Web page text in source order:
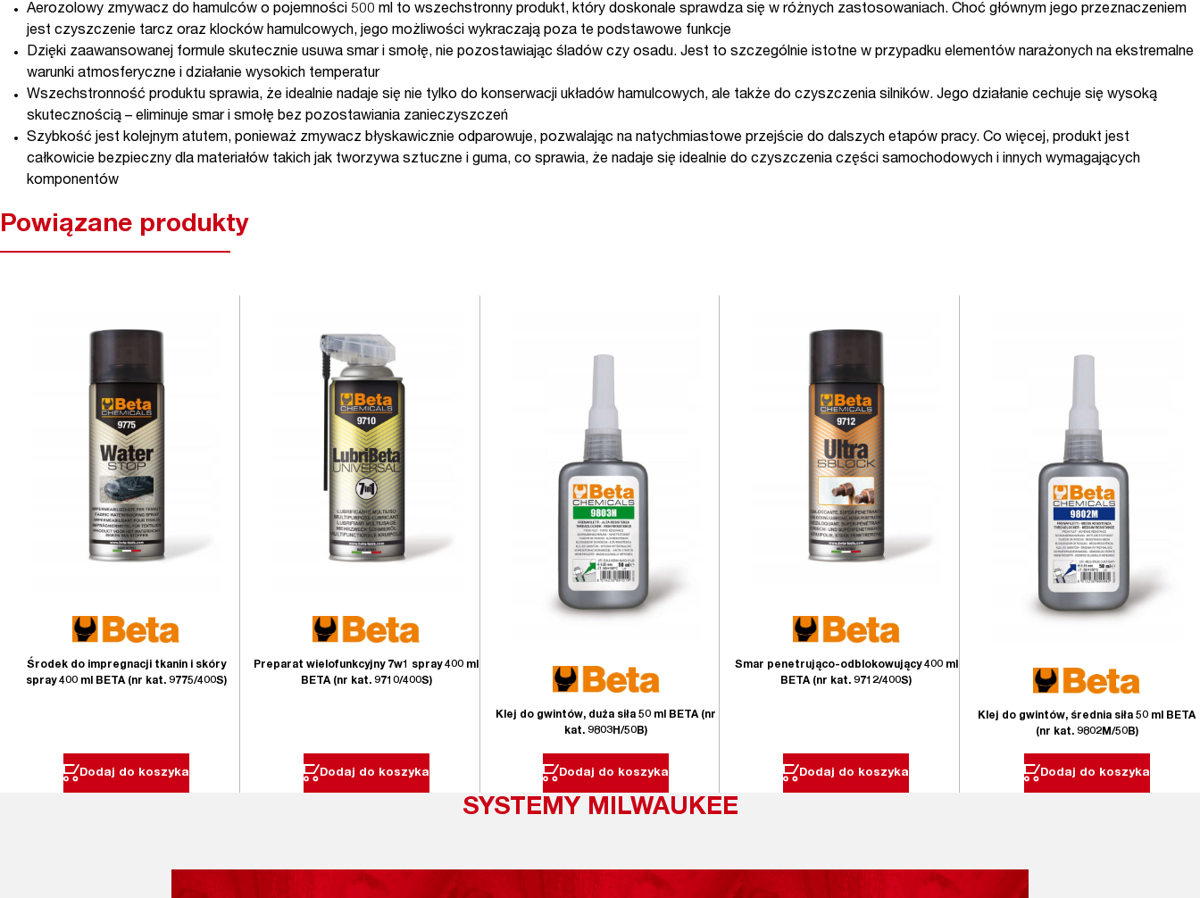
Aerozolowy zmywacz do hamulców o pojemności 500 ml to wszechstronny produkt, który doskonale sprawdza się w różnych zastosowaniach. Choć głównym jego przeznaczeniem
jest czyszczenie tarcz oraz klocków hamulcowych, jego możliwości wykraczają poza te podstawowe funkcje
Dzięki zaawansowanej formule skutecznie usuwa smar i smołę, nie pozostawiając śladów czy osadu. Jest to szczególnie istotne w przypadku elementów narażonych na ekstremalne
warunki atmosferyczne i działanie wysokich temperatur
Wszechstronność produktu sprawia, że idealnie nadaje się nie tylko do konserwacji układów hamulcowych, ale także do czyszczenia silników. Jego działanie cechuje się wysoką
skutecznością – eliminuje smar i smołę bez pozostawiania zanieczyszczeń
Szybkość jest kolejnym atutem, ponieważ zmywacz błyskawicznie odparowuje, pozwalając na natychmiastowe przejście do dalszych etapów pracy. Co więcej, produkt jest
całkowicie bezpieczny dla materiałów takich jak tworzywa sztuczne i guma, co sprawia, że nadaje się idealnie do czyszczenia części samochodowych i innych wymagających
komponentów
Powiązane produkty
Środek do impregnacji tkanin i skóry
spray 400 ml BETA (nr kat. 9775/400S)
Dodaj do koszyka
Preparat wielofunkcyjny 7w1 spray 400 ml
BETA (nr kat. 9710/400S)
Dodaj do koszyka
Klej do gwintów, duża siła 50 ml BETA (nr
kat. 9803H/50B)
Dodaj do koszyka
Smar penetrująco-odblokowujący 400 ml
BETA (nr kat. 9712/400S)
Dodaj do koszyka
Klej do gwintów, średnia siła 50 ml BETA
(nr kat. 9802M/50B)
Dodaj do koszyka
SYSTEMY MILWAUKEE